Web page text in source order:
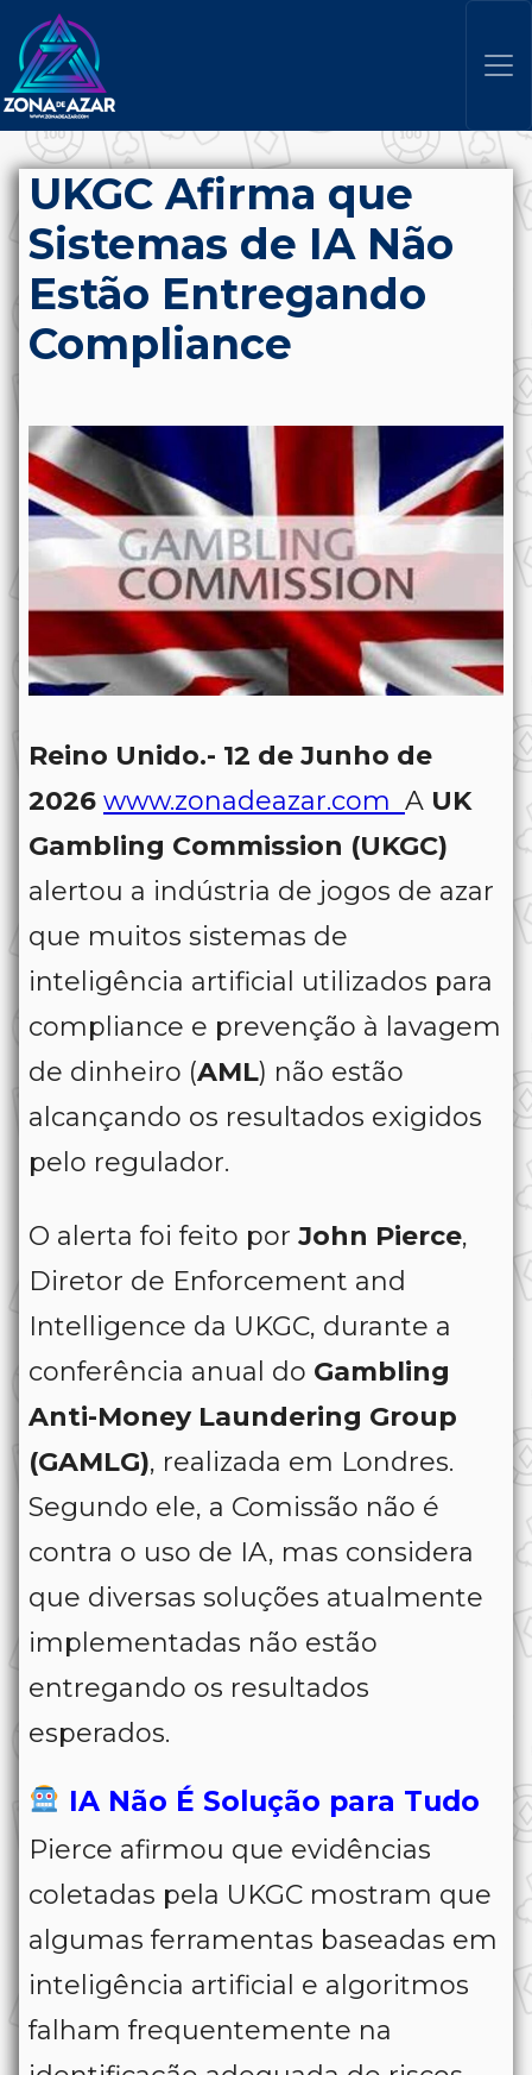
UKGC Afirma que
Sistemas de IA Não
Estão Entregando
Compliance
Reino Unido.- 12 de Junho de
2026 www.zonadeazar.com A UK
Gambling Commission (UKGC)
alertou a indústria de jogos de azar
que muitos sistemas de
inteligência artificial utilizados para
compliance e prevenção à lavagem
de dinheiro (AML) não estão
alcançando os resultados exigidos
pelo regulador.
O alerta foi feito por John Pierce,
Diretor de Enforcement and
Intelligence da UKGC, durante a
conferência anual do Gambling
Anti-Money Laundering Group
(GAMLG), realizada em Londres.
Segundo ele, a Comissão não é
contra o uso de IA, mas considera
que diversas soluções atualmente
implementadas não estão
entregando os resultados
esperados.
IA Não É Solução para Tudo
Pierce afirmou que evidências
coletadas pela UKGC mostram que
algumas ferramentas baseadas em
inteligência artificial e algoritmos
falham frequentemente na